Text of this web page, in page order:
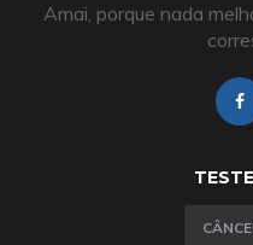
Amai, porque nada